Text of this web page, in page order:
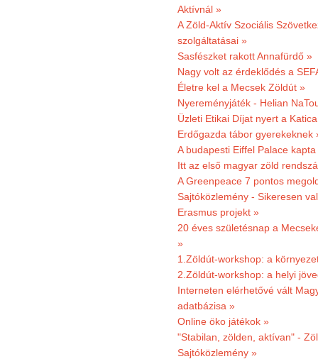
Aktívnál »
A Zöld-Aktív Szociális
szolgáltatásai »
Sasfészket rakott Annafürdő »
Nagy volt az érdeklődés a
Életre kel a Mecsek Zöldút »
Nyereményjáték - Helian
Üzleti Etikai Díjat nyert a
Erdőgazda tábor gyerekeknek
A budapesti Eiffel Palace
Itt az első magyar zöld
A Greenpeace 7 pontos
Sajtóközlemény - Sikeresen
Erasmus projekt »
20 éves születésnap a
»
1.Zöldút-workshop: a
2.Zöldút-workshop: a helyi
Interneten elérhetővé vált
adatbázisa »
Online öko játékok »
"Stabilan, zölden, aktívan" -
Sajtóközlemény »